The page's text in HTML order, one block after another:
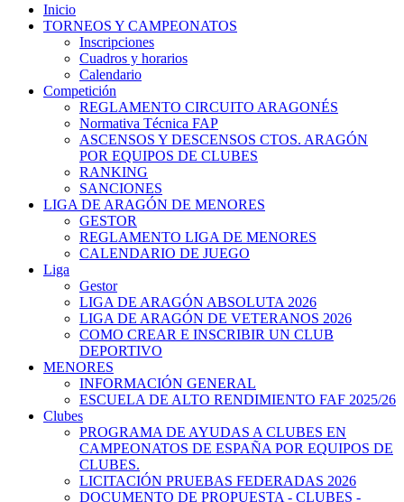
Inicio
TORNEOS Y CAMPEONATOS
Inscripciones
Cuadros y horarios
Calendario
Competición
REGLAMENTO CIRCUITO ARAGONÉS
Normativa Técnica FAP
ASCENSOS Y DESCENSOS CTOS. ARAGÓN
POR EQUIPOS DE CLUBES
RANKING
SANCIONES
LIGA DE ARAGÓN DE MENORES
GESTOR
REGLAMENTO LIGA DE MENORES
CALENDARIO DE JUEGO
Liga
Gestor
LIGA DE ARAGÓN ABSOLUTA 2026
LIGA DE ARAGÓN DE VETERANOS 2026
COMO CREAR E INSCRIBIR UN CLUB
DEPORTIVO
MENORES
INFORMACIÓN GENERAL
ESCUELA DE ALTO RENDIMIENTO FAF 2025/26
Clubes
PROGRAMA DE AYUDAS A CLUBES EN
CAMPEONATOS DE ESPAÑA POR EQUIPOS DE
CLUBES.
LICITACIÓN PRUEBAS FEDERADAS 2026
DOCUMENTO DE PROPUESTA - CLUBES -